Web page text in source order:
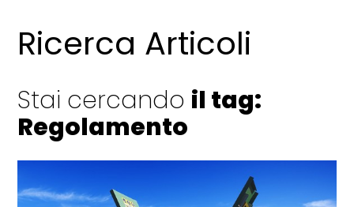
Ricerca Articoli
Stai cercando il tag:
Regolamento